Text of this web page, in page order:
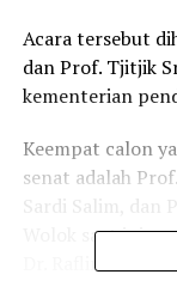
Acara tersebut
dan Prof. Tjitjik
kementerian
Keempat calon
senat adalah
Sardi Salim, dan
Wolok saat ini
Dr. Raflin Hinelo